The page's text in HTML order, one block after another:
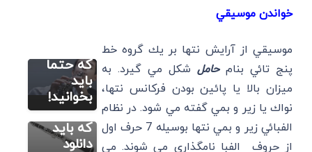
خواندن موسيقي
موسيقي از آرايش نتها بر يك گروه خط
پنج تائي بنامحامل شكل مي گيرد. به
ميزان بالا يا پائين بودن فركانس نتها،
نواك يا زير و بمي گفته مي شود. در نظام
الفبائي زير و بمي نتها بوسيله 7 حرف اول
از حروف الفبا نامگذاري مي شوند. مي
که حتما
باید
بخوانید!
درس مهم
آموزش
ساز
کلارینت
که باید
دانلود
آموزش رایگان
کلارینت
آموزش
تصویری و
کامل
نواختن